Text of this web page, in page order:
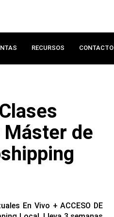
RECURSOS CONTACTO
de
En Vivo + ACCESO DE